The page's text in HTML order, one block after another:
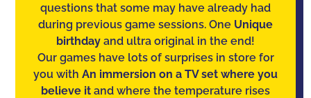
questions that some may have already had
during previous game sessions. One Unique
birthday and ultra original in the end!
Our games have lots of surprises in store for
you with An immersion on a TV set where you
believe it and where the temperature rises